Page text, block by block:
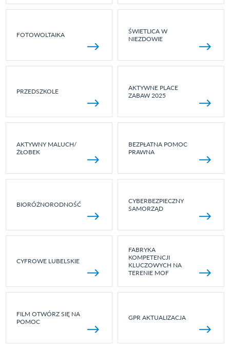
FOTOWOLTAIKA
ŚWIETLICA W
NIEZDOWIE
PRZEDSZKOLE
AKTYWNE PLACE
ZABAW 2025
AKTYWNY MALUCH/
ŻŁOBEK
BEZPŁATNA POMOC
PRAWNA
BIORÓŻNORODNOŚĆ
CYBERBEZPIECZNY
SAMORZĄD
CYFROWE LUBELSKIE
FABRYKA
KOMPETENCJI
KLUCZOWYCH NA
TERENIE MOF
FILM OTWÓRZ SIĘ NA
POMOC
GPR AKTUALIZACJA